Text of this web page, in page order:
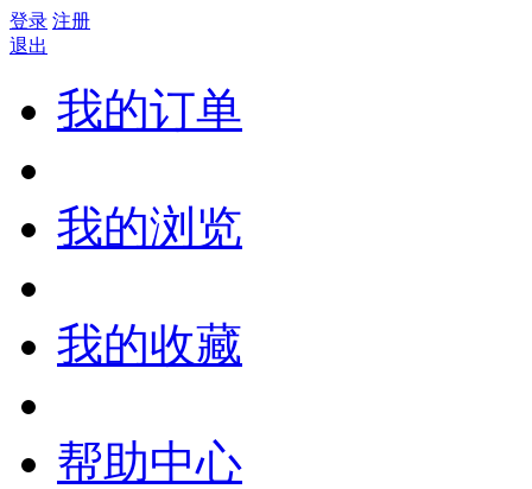
登录 注册
退出
我的订单
我的浏览
我的收藏
帮助中心